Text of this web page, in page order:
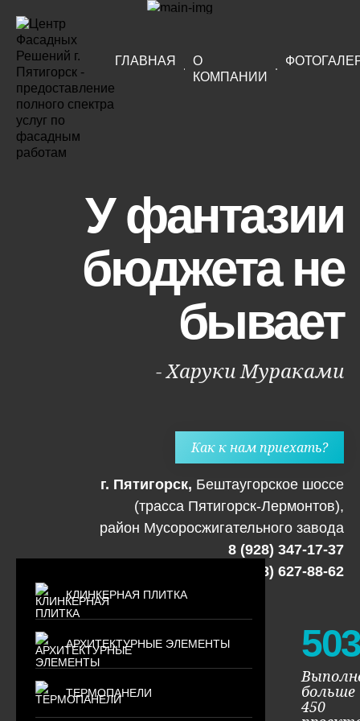
ГЛАВНАЯ
О
КОМПАНИИ
У фантазии
бюджета не
бывает
- Харуки Мураками
Как к нам приехать?
г. Пятигорск, Бештаугорское шоссе
(трасса Пятигорск-Лермонтов),
район Мусоросжигательного завода
8 (928) 347-17-37
8 (988) 627-88-62
КЛИНКЕРНАЯ ПЛИТКА
АРХИТЕКТУРНЫЕ ЭЛЕМЕНТЫ
ТЕРМОПАНЕЛИ
503
больше
450